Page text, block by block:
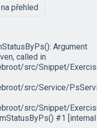
přehled
Argument
called in
src/Snippet/
src/Service/
src/Snippet/
#1 [internal